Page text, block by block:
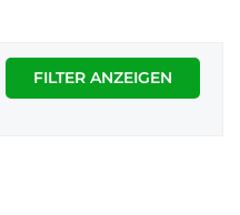
FILTER ANZEIGEN